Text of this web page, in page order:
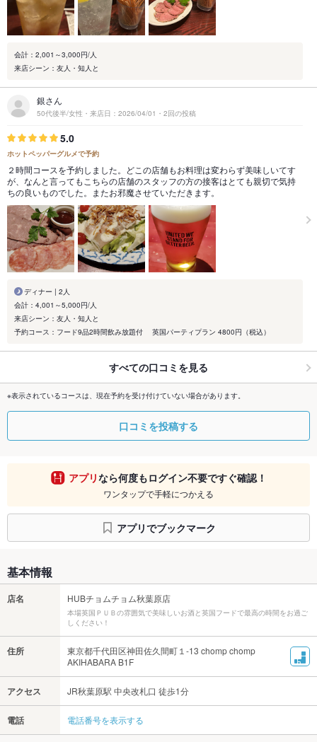
会計：2,001～3,000円/人
来店シーン：友人・知人と
銀さん
50代後半/女性・来店日：2026/04/01・2回の投稿
5.0
ホットペッパーグルメで予約
２時間コースを予約しました。どこの店舗もお料理は変わらず美味しいてす
が、なんと言ってもこちらの店舗のスタッフの方の接客はとても親切で気持
ちの良いものでした。またお邪魔させていただきます。
ディナー | 2人
会計：4,001～5,000円/人
来店シーン：友人・知人と
予約コース：フード9品2時間飲み放題付 英国パーティプラン 4800円（税込）
すべての口コミを見る
※表示されているコースは、現在予約を受け付けていない場合があります。
口コミを投稿する
アプリなら何度もログイン不要ですぐ確認！
ワンタップで手軽につかえる
アプリでブックマーク
基本情報
店名 HUBチョムチョム秋葉原店
本場英国ＰＵＢの雰囲気で美味しいお酒と英国フードで最高の時間をお過ご
しください！
住所
東京都千代田区神田佐久間町１-13 chomp chomp
AKIHABARA B1F
アクセス JR秋葉原駅 中央改札口 徒歩1分
電話 電話番号を表示する